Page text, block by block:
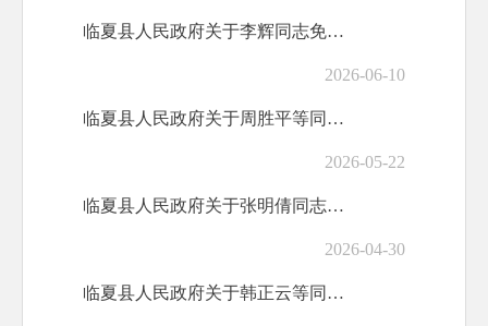
临夏县人民政府关于李辉同志免职的通知
2026-06-10
临夏县人民政府关于周胜平等同志职务任免的通知
2026-05-22
临夏县人民政府关于张明倩同志免职的通知
2026-04-30
临夏县人民政府关于韩正云等同志正式任职的通知